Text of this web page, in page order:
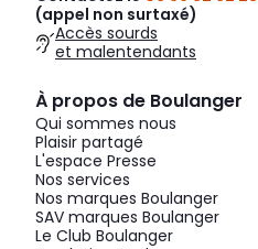
(appel non surtaxé)
Accès sourds
et malentendants
À propos de Boulanger
Qui sommes nous
Plaisir partagé
L'espace Presse
Nos services
Nos marques Boulanger
SAV marques Boulanger
Le Club Boulanger